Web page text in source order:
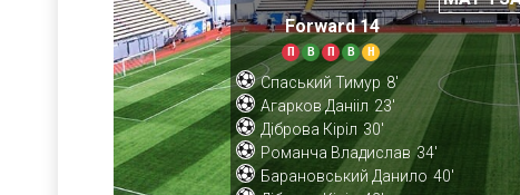
Forward 14
П В П В Н
Спаський Тимур 8'
Агарков Данііл 23'
Діброва Кіріл 30'
Романча Владислав 34'
Барановський Данило 40'